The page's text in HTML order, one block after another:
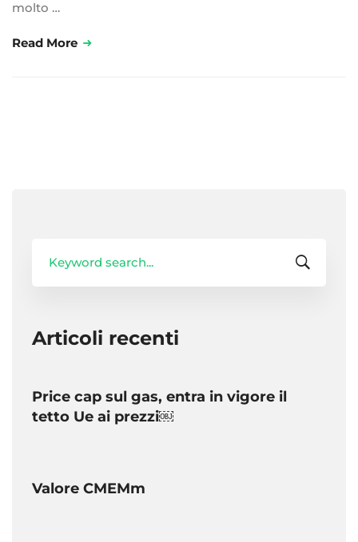
molto …
Read More
for:
Articoli recenti
Price cap sul gas, entra in vigore il
tetto Ue ai prezzi￼
Valore CMEMm